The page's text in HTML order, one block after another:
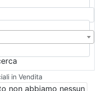
in Vendita
non abbiamo nessun